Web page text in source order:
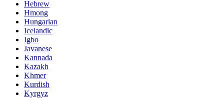
Hebrew
Hmong
Hungarian
Icelandic
Igbo
Javanese
Kannada
Kazakh
Khmer
Kurdish
Kyrgyz